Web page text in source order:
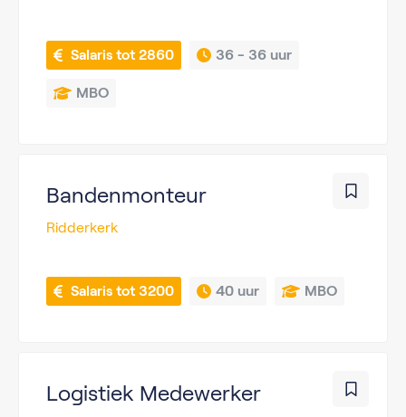
Salaris tot 2860 36 - 36 uur
MBO
Bandenmonteur
Ridderkerk
Salaris tot 3200 40 uur MBO
Logistiek Medewerker